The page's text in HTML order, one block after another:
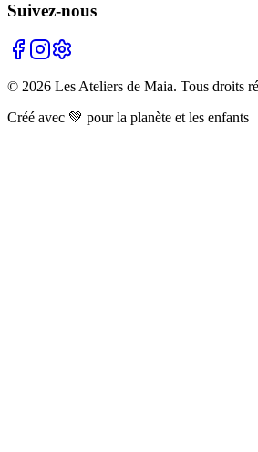
Suivez-nous
© 2026 Les Ateliers de Maia. Tous droits
Créé avec 💚 pour la planète et les enfants